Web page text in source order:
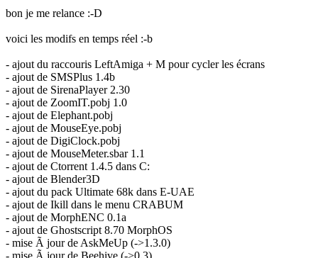
bon je me relance :-D
voici les modifs en temps réel :-b
- ajout du raccouris LeftAmiga + M pour cycler les écrans
- ajout de SMSPlus 1.4b
- ajout de SirenaPlayer 2.30
- ajout de ZoomIT.pobj 1.0
- ajout de Elephant.pobj
- ajout de MouseEye.pobj
- ajout de DigiClock.pobj
- ajout de MouseMeter.sbar 1.1
- ajout de Ctorrent 1.4.5 dans C:
- ajout de Blender3D
- ajout du pack Ultimate 68k dans E-UAE
- ajout de Ikill dans le menu CRABUM
- ajout de MorphENC 0.1a
- ajout de Ghostscript 8.70 MorphOS
- mise Ã jour de AskMeUp (->1.3.0)
- mise Ã jour de Beehive (->0.3)